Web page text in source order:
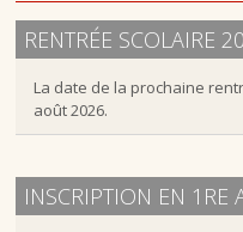
RENTRÉE SCOLAIRE
La date de la prochaine
août 2026.
INSCRIPTION EN 1RE